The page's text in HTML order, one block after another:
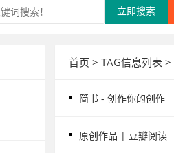
立即搜索
首页 > TAG信息列表 >
简书 - 创作你的创作
原创作品 | 豆瓣阅读